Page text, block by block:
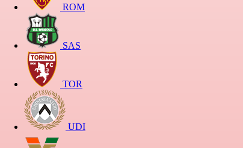
ROM
SAS
TOR
UDI